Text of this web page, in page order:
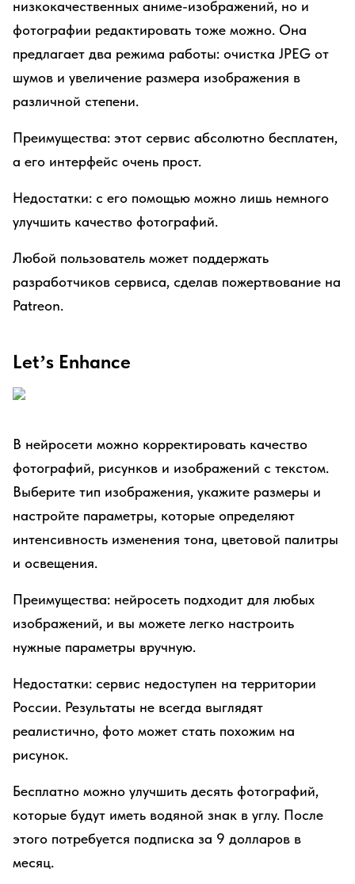
низкокачественных аниме-изображений, но и
фотографии редактировать тоже можно. Она
предлагает два режима работы: очистка JPEG от
шумов и увеличение размера изображения в
различной степени.
Преимущества: этот сервис абсолютно бесплатен,
а его интерфейс очень прост.
Недостатки: с его помощью можно лишь немного
улучшить качество фотографий.
Любой пользователь может поддержать
разработчиков сервиса, сделав пожертвование на
Patreon.
Let’s Enhance
В нейросети можно корректировать качество
фотографий, рисунков и изображений с текстом.
Выберите тип изображения, укажите размеры и
настройте параметры, которые определяют
интенсивность изменения тона, цветовой палитры
и освещения.
Преимущества: нейросеть подходит для любых
изображений, и вы можете легко настроить
нужные параметры вручную.
Недостатки: сервис недоступен на территории
России. Результаты не всегда выглядят
реалистично, фото может стать похожим на
рисунок.
Бесплатно можно улучшить десять фотографий,
которые будут иметь водяной знак в углу. После
этого потребуется подписка за 9 долларов в
месяц.